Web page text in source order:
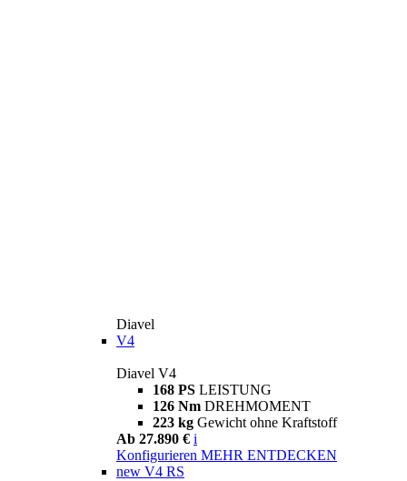
Diavel
V4
Diavel V4
168 PS LEISTUNG
126 Nm DREHMOMENT
223 kg Gewicht ohne Kraftstoff
Ab 27.890 € i
Konfigurieren MEHR ENTDECKEN
new V4 RS